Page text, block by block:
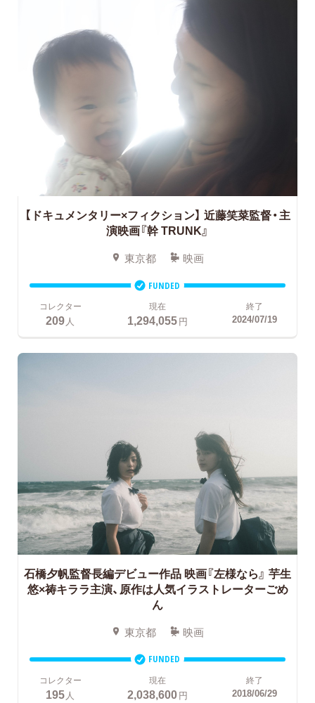
【ドキュメンタリー×フィクション】 近藤笑菜監督・主
演映画『幹 TRUNK』
東京都 映画
FUNDED
コレクター
209人
現在
1,294,055円
終了
2024/07/19
石橋夕帆監督長編デビュー作品 映画『左様なら』 芋生
悠×祷キララ主演、原作は人気イラストレーターごめ
ん
東京都 映画
FUNDED
コレクター
195 人
現在
2,038,600円
終了
2018/06/29